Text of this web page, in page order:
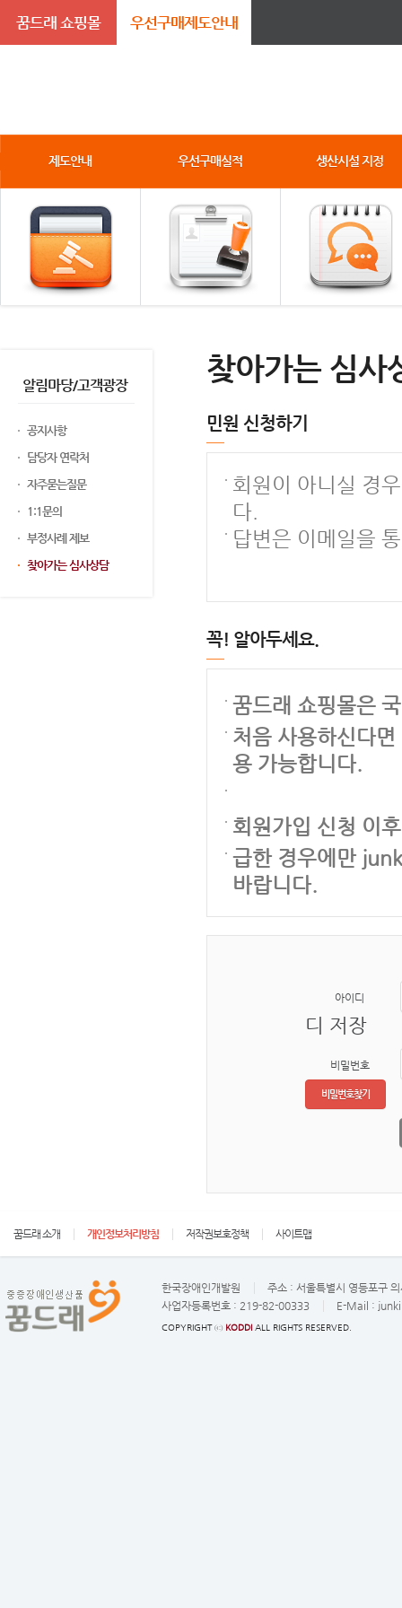
꿈드래 쇼핑몰 우선구매제도안내
제도안내 우선구매실적 생산시설 지정
알림마당/고객광장
공지사항
담당자 연락처
자주묻는질문
1:1문의
부정사례 제보
찾아가는 심사상담
찾아가는 심사
민원 신청하기
회원이 아니실 경
다.
답변은 이메일을
꼭! 알아두세요.
꿈드래 쇼핑몰은
처음 사용하신다
용 가능합니다.
회원가입 신청 이
급한 경우에만
바랍니다.
아이디
디 저장
비밀번호
비밀번호찾기
꿈드래 소개 개인정보처리방침 저작권보호정책 사이트맵
한국장애인개발원 주소 : 서울특별시 영등포구
사업자등록번호 : 219-82-00333 E-Mail :
COPYRIGHT ⓒ KODDI ALL RIGHTS RESERVED.